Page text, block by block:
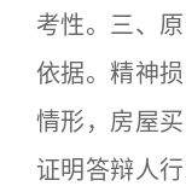
考性。三、
依据。精神
情形，房屋
证明答辩人